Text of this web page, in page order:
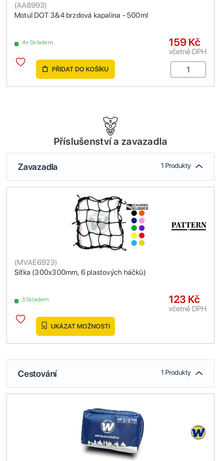
Motul DOT 3&4 brzdová kapalina - 500ml
(AA8993)
4+ Skladem 159 Kč
včetně DPH
PŘIDAT DO KOŠÍKU
Příslušenství a zavazadla
Zavazadla 1 Produkty
Síťka (300x300mm, 6 plastových háčků)
(MVAE6923)
3 Skladem 123 Kč
včetně DPH
UKÁZAT MOŽNOSTI
Cestování 1 Produkty